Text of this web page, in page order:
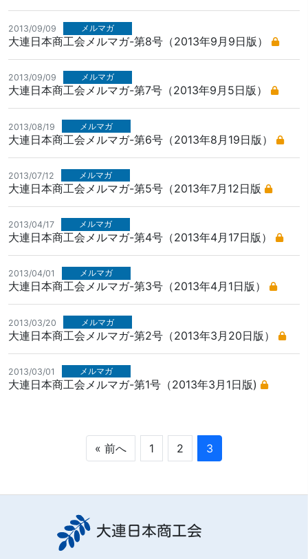
2013/09/09 メルマガ
大連日本商工会メルマガ-第8号（2013年9月9日版）
2013/09/09 メルマガ
大連日本商工会メルマガ-第7号（2013年9月5日版）
2013/08/19 メルマガ
大連日本商工会メルマガ-第6号（2013年8月19日版）
2013/07/12 メルマガ
大連日本商工会メルマガ-第5号（2013年7月12日版
2013/04/17 メルマガ
大連日本商工会メルマガ-第4号（2013年4月17日版）
2013/04/01 メルマガ
大連日本商工会メルマガ-第3号（2013年4月1日版）
2013/03/20 メルマガ
大連日本商工会メルマガ-第2号（2013年3月20日版）
2013/03/01 メルマガ
大連日本商工会メルマガ-第1号（2013年3月1日版)
« 前へ 1 2 3
大連日本商工会